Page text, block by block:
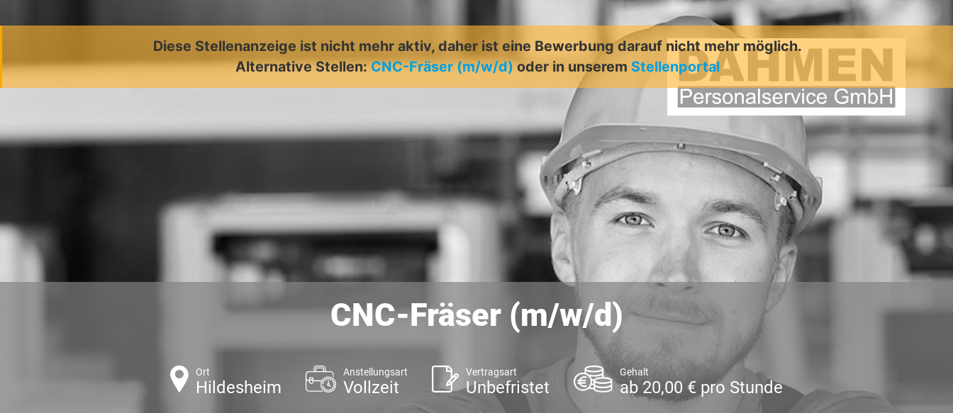
Diese Stellenanzeige ist nicht mehr aktiv, daher ist eine Bewerbung darauf nicht mehr möglich.
Alternative Stellen:CNC-Fräser (m/w/d) oder in unserem Stellenportal
CNC-Fräser (m/w/d)
Ort
Hildesheim
Anstellungsart
Vollzeit
Vertragsart
Unbefristet
Gehalt
ab 20,00 € pro Stunde